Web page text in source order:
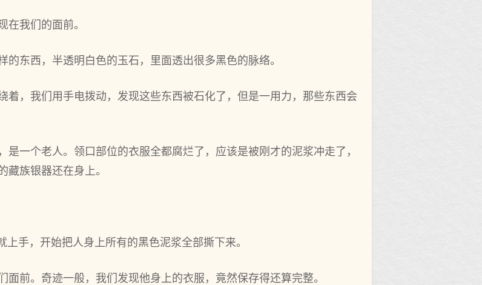
在我们的面前。
东西，半透明白色的玉石，里面透出很多黑色的脉络。
着，我们用手电拨动，发现这些东西被石化了，但是一用力，那些东西会
是一个老人。领口部位的衣服全都腐烂了，应该是被刚才的泥浆冲走了，
藏族银器还在身上。
手，开始把人身上所有的黑色泥浆全部撕下来。
前。奇迹一般，我们发现他身上的衣服，竟然保存得还算完整。